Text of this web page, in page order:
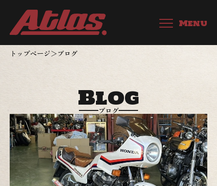
Menu
トップページ＞ブログ
Blog
ブログ
ロ
グ
一